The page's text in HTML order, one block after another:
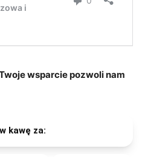
wsparcie pozwoli nam
kawę za: